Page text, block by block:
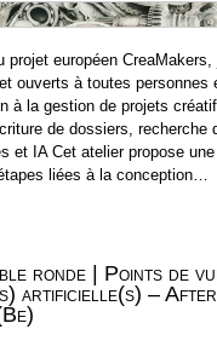
projet européen
ouverts à toutes personnes
à la gestion de projets
de dossiers, recherche
et IA Cet atelier propose
liées à la conception…
ronde | Points de
artificielle(s) –